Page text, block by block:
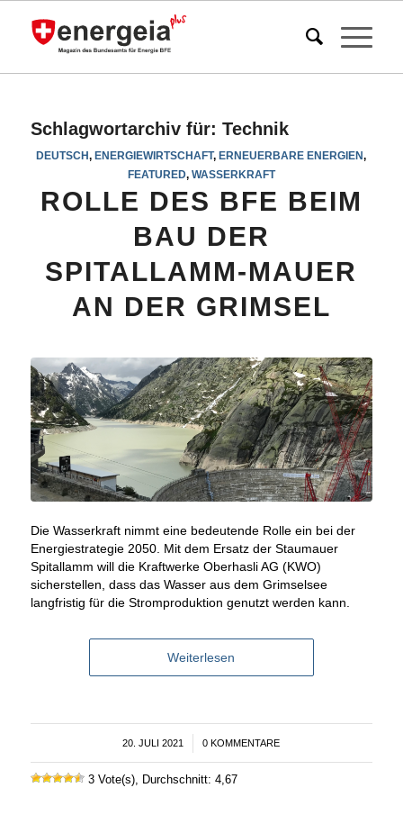
Schlagwortarchiv für: Technik
DEUTSCH,ENERGIEWIRTSCHAFT,ERNEUERBARE ENERGIEN,
FEATURED, WASSERKRAFT
ROLLE DES BFE BEIM
BAU DER
SPITALLAMM-MAUER
AN DER GRIMSEL
Die Wasserkraft nimmt eine bedeutende Rolle ein bei der
Energiestrategie 2050. Mit dem Ersatz der Staumauer
Spitallamm will die Kraftwerke Oberhasli AG (KWO)
sicherstellen, dass das Wasser aus dem Grimselsee
langfristig für die Stromproduktion genutzt werden kann.
Weiterlesen
20. JULI 2021 0 KOMMENTARE
3 Vote(s), Durchschnitt: 4,67